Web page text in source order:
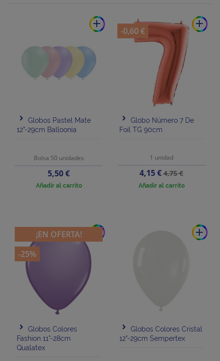
add
Globos Pastel Mate
12"-29cm Balloonia
Bolsa 50 unidades
Precio
5,50 €
Añadir al carrito
add
Globo Número 7 De
Foil TG 90cm
1 unidad
Precio
4,15 €Precio
base
4,75 €
Añadir al carrito
-0,60 €
add
Globos Colores
Fashion 11"-28cm
Qualatex
¡EN OFERTA!
-25%
add
Globos Colores Cristal
12"-29cm Sempertex